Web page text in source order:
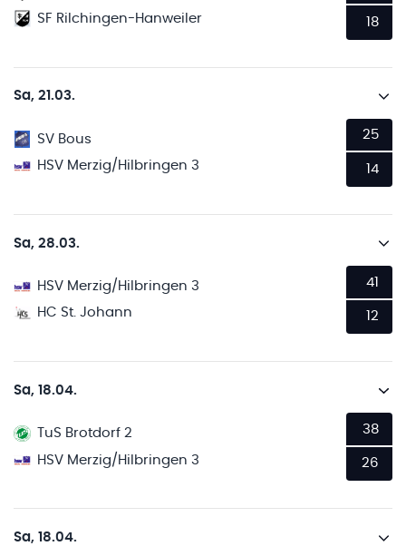
SF Rilchingen-Hanweiler
18
Sa, 21.03.
SV Bous
HSV Merzig/Hilbringen 3
25
14
Sa, 28.03.
HSV Merzig/Hilbringen 3
HC St. Johann
41
12
Sa, 18.04.
TuS Brotdorf 2
HSV Merzig/Hilbringen 3
38
26
Sa, 18.04.